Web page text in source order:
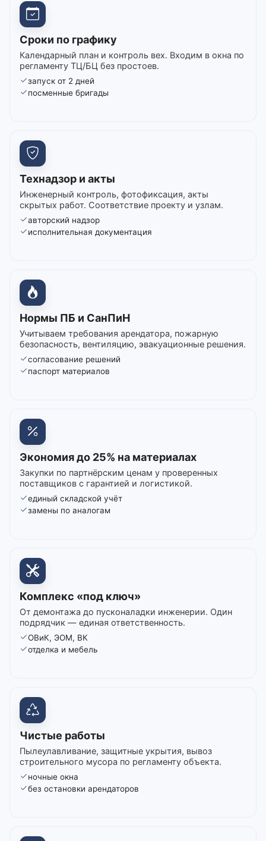
Сроки по графику
Календарный план и контроль вех. Входим в окна по
регламенту ТЦ/БЦ без простоев.
запуск от 2 дней
посменные бригады
Технадзор и акты
Инженерный контроль, фотофиксация, акты
скрытых работ. Соответствие проекту и узлам.
авторский надзор
исполнительная документация
Нормы ПБ и СанПиН
Учитываем требования арендатора, пожарную
безопасность, вентиляцию, эвакуационные решения.
согласование решений
паспорт материалов
Экономия до 25% на материалах
Закупки по партнёрским ценам у проверенных
поставщиков с гарантией и логистикой.
единый складской учёт
замены по аналогам
Комплекс «под ключ»
От демонтажа до пусконаладки инженерии. Один
подрядчик — единая ответственность.
ОВиК, ЭОМ, ВК
отделка и мебель
Чистые работы
Пылеулавливание, защитные укрытия, вывоз
строительного мусора по регламенту объекта.
ночные окна
без остановки арендаторов